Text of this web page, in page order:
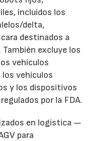
incluidos los
delta,
destinados a
excluye los
vehículos
vehículos
y los dispositivos
por la FDA.
en logística —
para